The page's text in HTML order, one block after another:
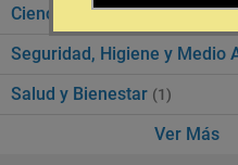
Ciencias Exactas y
Seguridad, Higiene y Medio
Salud y Bienestar (1)
Ver Más